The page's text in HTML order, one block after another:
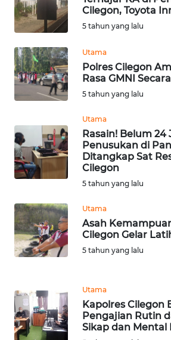
Cilegon, Toyota
5 tahun yang lalu
Utama
Polres Cilegon
Rasa GMNI
5 tahun yang lalu
Utama
Rasain! Belum 24
Penusukan di
Ditangkap Sat
Cilegon
5 tahun yang lalu
Utama
Asah
Cilegon Gelar
5 tahun yang lalu
Utama
Kapolres Cilegon
Pengajian Rutin
Sikap dan Mental
WN
KALTARA
WN
KALSEL
KALTIM
WN
SULSEL
GORONTALO
WN
SULUT
WN
MALUKU
WN